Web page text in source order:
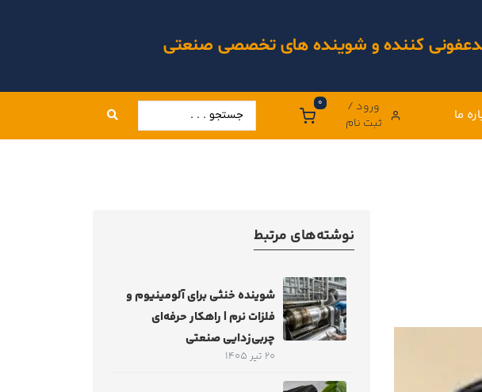
کننده و شوینده های تخصصی صنعتی
ما
ورود /
ثبت نام
0
نوشته‌های مرتبط
شوینده خنثی برای آلومینیوم و
فلزات نرم | راهکار حرفه‌ای
چربی‌زدایی صنعتی
20 تیر 1405